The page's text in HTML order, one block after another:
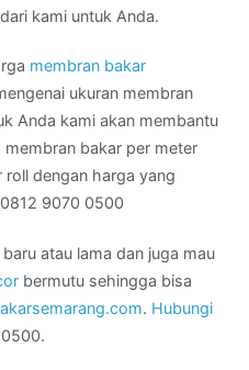
kami untuk Anda.
membran bakar
ukuran membran
Anda kami akan membantu
bakar per meter
dengan harga yang
9070 0500
baru atau lama dan juga mau
bermutu sehingga bisa
. Hubungi